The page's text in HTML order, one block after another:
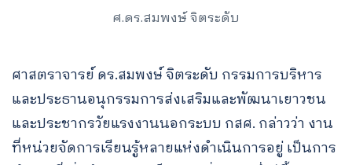
ศ.ดร.สมพงษ์ จิตระดับ
ศาสตราจารย์ ดร.สมพงษ์ จิตระดับ กรรมการบริหาร
และประธานอนุกรรมการส่งเสริมและพัฒนาเยาวชน
และประชากรวัยแรงงานนอกระบบ กสศ. กล่าวว่า งาน
ที่หน่วยจัดการเรียนรู้หลายแห่งดำเนินการอยู่ เป็นการ